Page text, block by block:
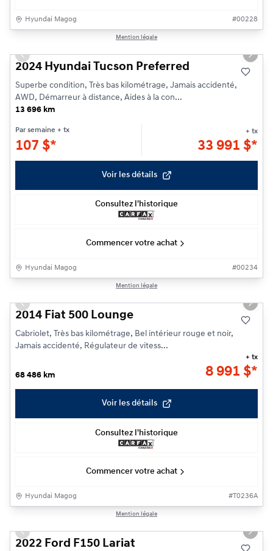
Hyundai Magog #00228
Mention légale
Previous slide Next
2024 Hyundai Tucson Preferred
Superbe condition, Très bas kilométrage, Jamais accidenté,
AWD, Démarreur à distance, Aides à la con...
13 696 km
Par semaine + tx
107 $*
+ tx
33 991 $*
Voir les détails
Consultez l'historique
Commencer votre achat
Hyundai Magog #00234
Mention légale
Previous slide Next
2014 Fiat 500 Lounge
Cabriolet, Très bas kilométrage, Bel intérieur rouge et noir,
Jamais accidenté, Régulateur de vitess...
68 486 km 8 991 $*
+ tx
Voir les détails
Consultez l'historique
Commencer votre achat
Hyundai Magog # T0236A
Mention légale
Previous slide Next
2022 Ford F150 Lariat